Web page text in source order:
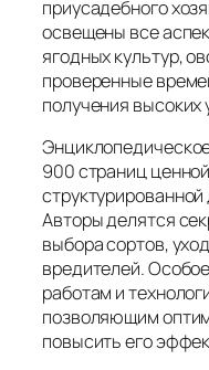
приусадебного
освещены все
ягодных культур,
проверенные
получения высоких
900 страниц
Авторы делятся
выбора сортов,
вредителей.
работам и
позволяющим
повысить его